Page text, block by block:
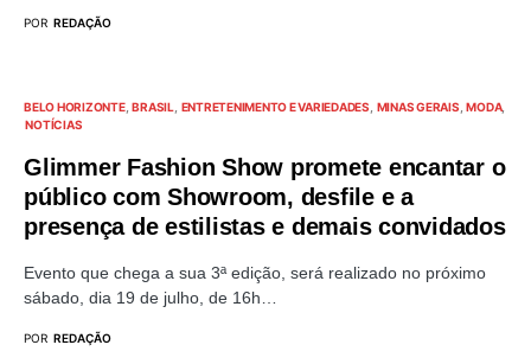
POR REDAÇÃO
BELO HORIZONTE BRASIL ENTRETENIMENTO E VARIEDADES MINAS GERAIS MODA
NOTÍCIAS
Glimmer Fashion Show promete encantar o
público com Showroom, desfile e a
presença de estilistas e demais convidados
Evento que chega a sua 3ª edição, será realizado no próximo
sábado, dia 19 de julho, de 16h…
POR REDAÇÃO